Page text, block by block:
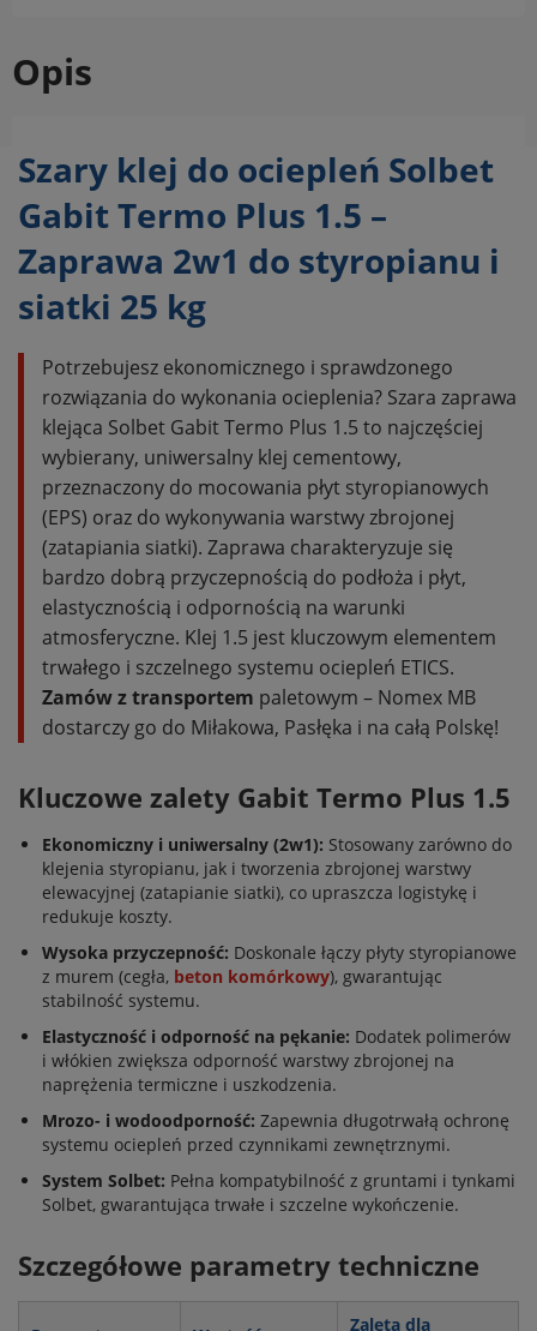
Opis
Szary klej do ociepleń Solbet
Gabit Termo Plus 1.5 –
Zaprawa 2w1 do styropianu i
siatki 25 kg
Potrzebujesz ekonomicznego i sprawdzonego
rozwiązania do wykonania ocieplenia? Szara zaprawa
klejąca Solbet Gabit Termo Plus 1.5 to najczęściej
wybierany, uniwersalny klej cementowy,
przeznaczony do mocowania płyt styropianowych
(EPS) oraz do wykonywania warstwy zbrojonej
(zatapiania siatki). Zaprawa charakteryzuje się
bardzo dobrą przyczepnością do podłoża i płyt,
elastycznością i odpornością na warunki
atmosferyczne. Klej 1.5 jest kluczowym elementem
trwałego i szczelnego systemu ociepleń ETICS.
Zamów z transportem paletowym – Nomex MB
dostarczy go do Miłakowa, Pasłęka i na całą Polskę!
Kluczowe zalety Gabit Termo Plus 1.5
Ekonomiczny i uniwersalny (2w1): Stosowany zarówno do
klejenia styropianu, jak i tworzenia zbrojonej warstwy
elewacyjnej (zatapianie siatki), co upraszcza logistykę i
redukuje koszty.
Wysoka przyczepność: Doskonale łączy płyty styropianowe
z murem (cegła, beton komórkowy), gwarantując
stabilność systemu.
Elastyczność i odporność na pękanie: Dodatek polimerów
i włókien zwiększa odporność warstwy zbrojonej na
naprężenia termiczne i uszkodzenia.
Mrozo- i wodoodporność: Zapewnia długotrwałą ochronę
systemu ociepleń przed czynnikami zewnętrznymi.
System Solbet: Pełna kompatybilność z gruntami i tynkami
Solbet, gwarantująca trwałe i szczelne wykończenie.
Szczegółowe parametry techniczne
Zaleta dla